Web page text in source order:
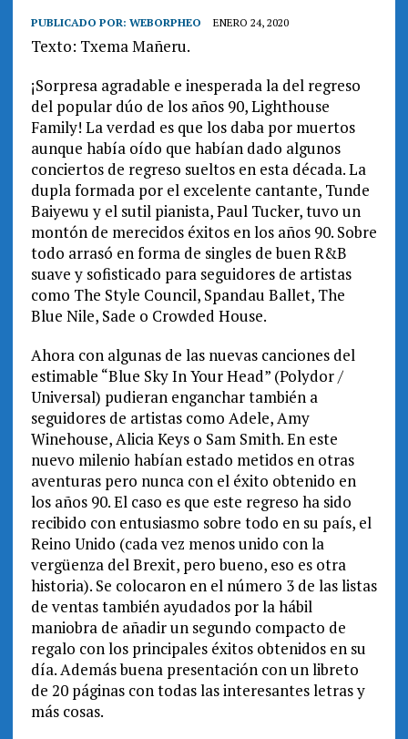
PUBLICADO POR: WEBORPHEO ENERO 24, 2020
Texto: Txema Mañeru.
¡Sorpresa agradable e inesperada la del regreso
del popular dúo de los años 90, Lighthouse
Family! La verdad es que los daba por muertos
aunque había oído que habían dado algunos
conciertos de regreso sueltos en esta década. La
dupla formada por el excelente cantante, Tunde
Baiyewu y el sutil pianista, Paul Tucker, tuvo un
montón de merecidos éxitos en los años 90. Sobre
todo arrasó en forma de singles de buen R&B
suave y sofisticado para seguidores de artistas
como The Style Council, Spandau Ballet, The
Blue Nile, Sade o Crowded House.
Ahora con algunas de las nuevas canciones del
estimable “Blue Sky In Your Head” (Polydor /
Universal) pudieran enganchar también a
seguidores de artistas como Adele, Amy
Winehouse, Alicia Keys o Sam Smith. En este
nuevo milenio habían estado metidos en otras
aventuras pero nunca con el éxito obtenido en
los años 90. El caso es que este regreso ha sido
recibido con entusiasmo sobre todo en su país, el
Reino Unido (cada vez menos unido con la
vergüenza del Brexit, pero bueno, eso es otra
historia). Se colocaron en el número 3 de las listas
de ventas también ayudados por la hábil
maniobra de añadir un segundo compacto de
regalo con los principales éxitos obtenidos en su
día. Además buena presentación con un libreto
de 20 páginas con todas las interesantes letras y
más cosas.